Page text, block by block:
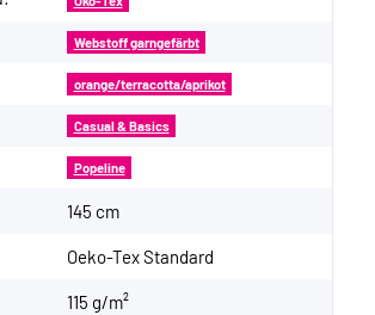
Webstoff garngefärbt
orange/terracotta/aprikot
Casual & Basics
Popeline
145 cm
Oeko-Tex Standard
115 g/m²